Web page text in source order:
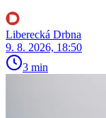
Liberecká Drbna
9. 8. 2026, 18:50
3 min